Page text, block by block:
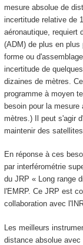
mesure absolue de
incertitude relative de
aéronautique, requiert
(ADM) de plus en
forme ou
incertitude de
dizaines de mètres.
programme à moyen
besoin pour la mesure
mètres.) Il peut s'agir
maintenir des
En réponse à ces
par interférométrie
du JRP « Long range
l'EMRP. Ce JRP est
collaboration avec
Les meilleurs
distance absolue avec